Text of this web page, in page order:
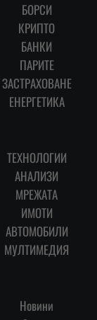
БОРСИ
КРИПТО
БАНКИ
ПАРИТЕ
ЗАСТРАХОВАНЕ
ЕНЕРГЕТИКА
ТЕХНОЛОГИИ
АНАЛИЗИ
МРЕЖАТА
ИМОТИ
АВТОМОБИЛИ
МУЛТИМЕДИЯ
Новини